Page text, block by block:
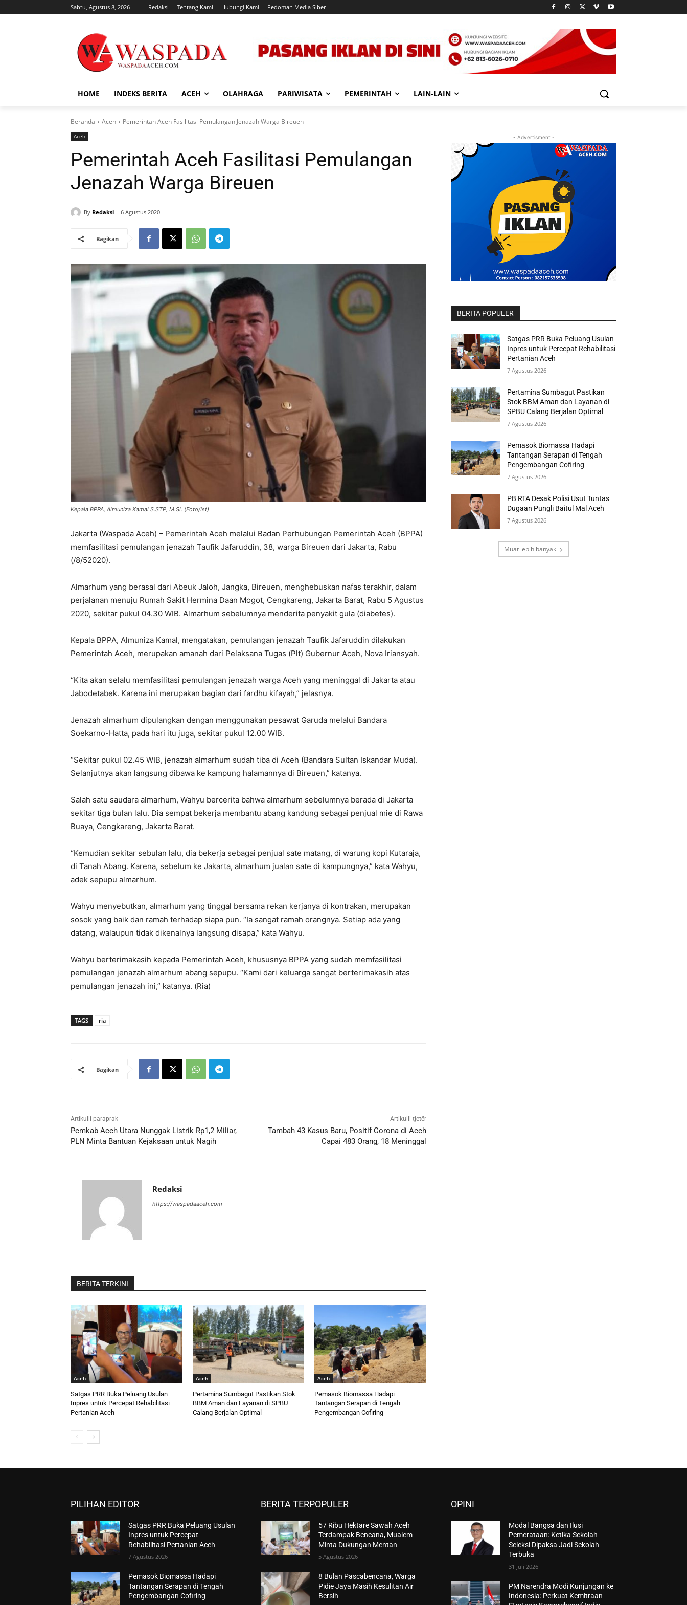
Sabtu, Agustus 8, 2026 Redaksi Tentang Kami Hubungi Kami Pedoman Media Siber
HOME INDEKS BERITA ACEH OLAHRAGA PARIWISATA PEMERINTAH LAIN-LAIN
Beranda Aceh Pemerintah Aceh Fasilitasi Pemulangan Jenazah Warga Bireuen
Aceh
Pemerintah Aceh Fasilitasi Pemulangan
Jenazah Warga Bireuen
By Redaksi 6 Agustus 2020
Bagikan
Kepala BPPA, Almuniza Kamal S.STP, M.Si. (Foto/Ist)
Jakarta (Waspada Aceh) – Pemerintah Aceh melalui Badan Perhubungan Pemerintah Aceh (BPPA)
memfasilitasi pemulangan jenazah Taufik Jafaruddin, 38, warga Bireuen dari Jakarta, Rabu
(/8/52020).
Almarhum yang berasal dari Abeuk Jaloh, Jangka, Bireuen, menghebuskan nafas terakhir, dalam
perjalanan menuju Rumah Sakit Hermina Daan Mogot, Cengkareng, Jakarta Barat, Rabu 5 Agustus
2020, sekitar pukul 04.30 WIB. Almarhum sebelumnya menderita penyakit gula (diabetes).
Kepala BPPA, Almuniza Kamal, mengatakan, pemulangan jenazah Taufik Jafaruddin dilakukan
Pemerintah Aceh, merupakan amanah dari Pelaksana Tugas (Plt) Gubernur Aceh, Nova Iriansyah.
“Kita akan selalu memfasilitasi pemulangan jenazah warga Aceh yang meninggal di Jakarta atau
Jabodetabek. Karena ini merupakan bagian dari fardhu kifayah,” jelasnya.
Jenazah almarhum dipulangkan dengan menggunakan pesawat Garuda melalui Bandara
Soekarno-Hatta, pada hari itu juga, sekitar pukul 12.00 WIB.
“Sekitar pukul 02.45 WIB, jenazah almarhum sudah tiba di Aceh (Bandara Sultan Iskandar Muda).
Selanjutnya akan langsung dibawa ke kampung halamannya di Bireuen,” katanya.
Salah satu saudara almarhum, Wahyu bercerita bahwa almarhum sebelumnya berada di Jakarta
sekitar tiga bulan lalu. Dia sempat bekerja membantu abang kandung sebagai penjual mie di Rawa
Buaya, Cengkareng, Jakarta Barat.
“Kemudian sekitar sebulan lalu, dia bekerja sebagai penjual sate matang, di warung kopi Kutaraja,
di Tanah Abang. Karena, sebelum ke Jakarta, almarhum jualan sate di kampungnya,” kata Wahyu,
adek sepupu almarhum.
Wahyu menyebutkan, almarhum yang tinggal bersama rekan kerjanya di kontrakan, merupakan
sosok yang baik dan ramah terhadap siapa pun. “Ia sangat ramah orangnya. Setiap ada yang
datang, walaupun tidak dikenalnya langsung disapa,” kata Wahyu.
Wahyu berterimakasih kepada Pemerintah Aceh, khususnya BPPA yang sudah memfasilitasi
pemulangan jenazah almarhum abang sepupu. “Kami dari keluarga sangat berterimakasih atas
pemulangan jenazah ini,” katanya. (Ria)
TAGS ria
Bagikan
Artikulli paraprak
Pemkab Aceh Utara Nunggak Listrik Rp1,2 Miliar,
PLN Minta Bantuan Kejaksaan untuk Nagih
Artikulli tjetër
Tambah 43 Kasus Baru, Positif Corona di Aceh
Capai 483 Orang, 18 Meninggal
Redaksi
https://waspadaaceh.com
BERITA TERKINI
Aceh
Satgas PRR Buka Peluang Usulan
Inpres untuk Percepat Rehabilitasi
Pertanian Aceh
Aceh
Pertamina Sumbagut Pastikan Stok
BBM Aman dan Layanan di SPBU
Calang Berjalan Optimal
Aceh
Pemasok Biomassa Hadapi
Tantangan Serapan di Tengah
Pengembangan Cofiring
- Advertisment -
BERITA POPULER
Satgas PRR Buka Peluang Usulan
Inpres untuk Percepat Rehabilitasi
Pertanian Aceh
7 Agustus 2026
Pertamina Sumbagut Pastikan
Stok BBM Aman dan Layanan di
SPBU Calang Berjalan Optimal
7 Agustus 2026
Pemasok Biomassa Hadapi
Tantangan Serapan di Tengah
Pengembangan Cofiring
7 Agustus 2026
PB RTA Desak Polisi Usut Tuntas
Dugaan Pungli Baitul Mal Aceh
7 Agustus 2026
Muat lebih banyak
PILIHAN EDITOR
Satgas PRR Buka Peluang Usulan
Inpres untuk Percepat
Rehabilitasi Pertanian Aceh
7 Agustus 2026
Pemasok Biomassa Hadapi
Tantangan Serapan di Tengah
Pengembangan Cofiring
BERITA TERPOPULER
57 Ribu Hektare Sawah Aceh
Terdampak Bencana, Mualem
Minta Dukungan Mentan
5 Agustus 2026
8 Bulan Pascabencana, Warga
Pidie Jaya Masih Kesulitan Air
Bersih
OPINI
Modal Bangsa dan Ilusi
Pemerataan: Ketika Sekolah
Seleksi Dipaksa Jadi Sekolah
Terbuka
31 Juli 2026
PM Narendra Modi Kunjungan ke
Indonesia: Perkuat Kemitraan